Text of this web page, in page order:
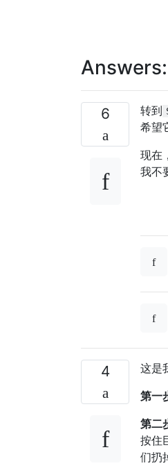
Answers:
6 转到
希望
现在
我不
4
这是
第一
第二
按住
们扔